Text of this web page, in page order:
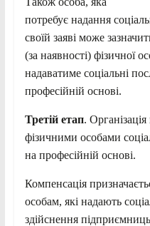
потребує надання
своїй заяві може
(за наявності) фізичної
надаватиме соціальні
професійній основі.
Третій етап.
фізичними особами
на професійній основі.
Компенсація
особам, які надають
здійснення